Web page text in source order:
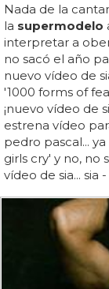
Nada de la
la supermodelo
interpretar a
no sacó el año
nuevo vídeo de
'1000 forms of
¡nuevo vídeo de
estrena vídeo
pedro pascal...
girls cry' y no, no
vídeo de sia... sia